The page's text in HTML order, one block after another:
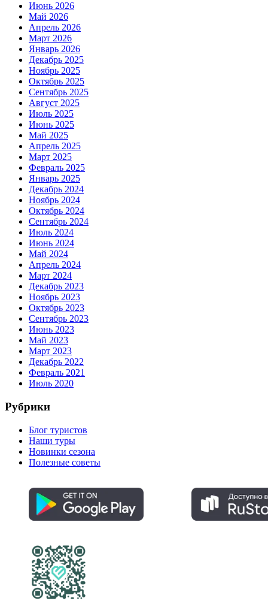
Июнь 2026
Май 2026
Апрель 2026
Март 2026
Январь 2026
Декабрь 2025
Ноябрь 2025
Октябрь 2025
Сентябрь 2025
Август 2025
Июль 2025
Июнь 2025
Май 2025
Апрель 2025
Март 2025
Февраль 2025
Январь 2025
Декабрь 2024
Ноябрь 2024
Октябрь 2024
Сентябрь 2024
Июль 2024
Июнь 2024
Май 2024
Апрель 2024
Март 2024
Декабрь 2023
Ноябрь 2023
Октябрь 2023
Сентябрь 2023
Июнь 2023
Май 2023
Март 2023
Декабрь 2022
Февраль 2021
Июль 2020
Рубрики
Блог туристов
Наши туры
Новинки сезона
Полезные советы